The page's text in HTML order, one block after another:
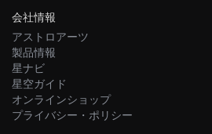
会社情報
アストロアーツ
製品情報
星ナビ
星空ガイド
オンラインショップ
プライバシー・ポリシー